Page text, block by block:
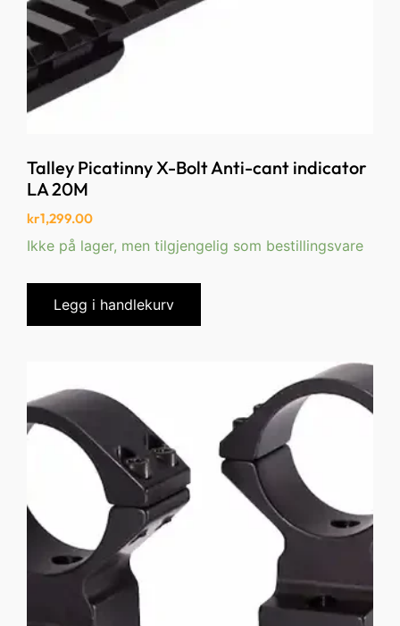
Talley Picatinny X-Bolt Anti-cant indicator
LA 20M
kr1,299.00
Ikke på lager, men tilgjengelig som bestillingsvare
Legg i handlekurv